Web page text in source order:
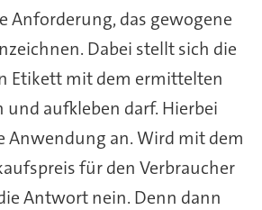
Anforderung, das gewogene
Dabei stellt sich die
Etikett mit dem ermittelten
und aufkleben darf. Hierbei
Anwendung an. Wird mit dem
für den Verbraucher
Antwort nein. Denn dann